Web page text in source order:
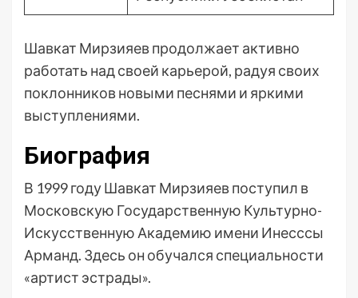
Шавкат Мирзияев продолжает активно
работать над своей карьерой, радуя своих
поклонников новыми песнями и яркими
выступлениями.
Биография
В 1999 году Шавкат Мирзияев поступил в
Московскую Государственную Культурно-
Искусственную Академию имени Инесссы
Арманд. Здесь он обучался специальности
«артист эстрады».